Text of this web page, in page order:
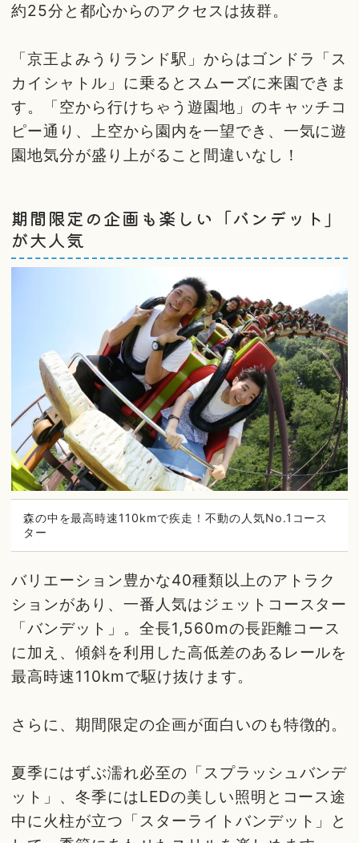
約25分と都心からのアクセスは抜群。
「京王よみうりランド駅」からはゴンドラ「ス
カイシャトル」に乗るとスムーズに来園できま
す。「空から行けちゃう遊園地」のキャッチコ
ピー通り、上空から園内を一望でき、一気に遊
園地気分が盛り上がること間違いなし！
期間限定の企画も楽しい「バンデット」
が大人気
森の中を最高時速110kmで疾走！不動の人気No.1コース
ター
バリエーション豊かな40種類以上のアトラク
ションがあり、一番人気はジェットコースター
「バンデット」。全長1,560mの長距離コース
に加え、傾斜を利用した高低差のあるレールを
最高時速110kmで駆け抜けます。
さらに、期間限定の企画が面白いのも特徴的。
夏季にはずぶ濡れ必至の「スプラッシュバンデ
ット」、冬季にはLEDの美しい照明とコース途
中に火柱が立つ「スターライトバンデット」と